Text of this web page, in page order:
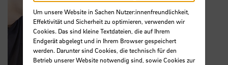
Um unsere Website in Sachen Nutzer:innenfreundlichkeit,
Effektivität und Sicherheit zu optimieren, verwenden wir
Cookies. Das sind kleine Textdateien, die auf Ihrem
Endgerät abgelegt und in Ihrem Browser gespeichert
werden. Darunter sind Cookies, die technisch für den
Betrieb unserer Website notwendig sind, sowie Cookies zur